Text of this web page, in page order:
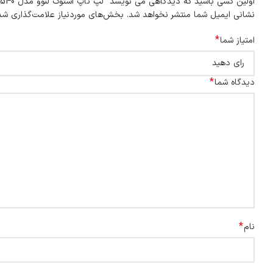
نشانی ایمیل شما منتشر نخواهد شد. بخش‌های موردنیاز علامت‌گذاری
امتیاز شما*
دیدگاه شما*
نام*